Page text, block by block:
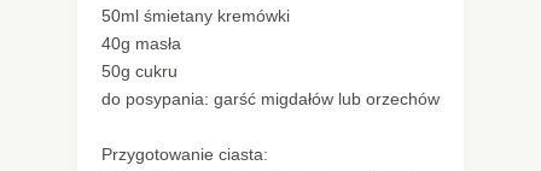
50ml śmietany kremówki
40g masła
50g cukru
do posypania: garść migdałów lub orzechów
Przygotowanie ciasta: